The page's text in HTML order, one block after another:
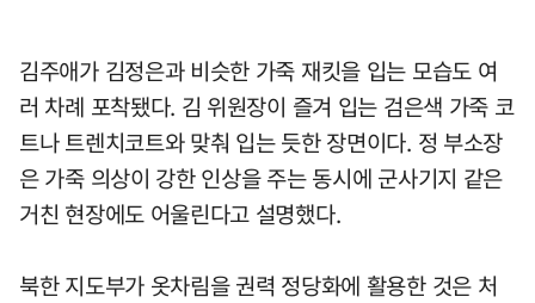
김주애가 김정은과 비슷한 가죽 재킷을 입는 모습도 여
러 차례 포착됐다. 김 위원장이 즐겨 입는 검은색 가죽 코
트나 트렌치코트와 맞춰 입는 듯한 장면이다. 정 부소장
은 가죽 의상이 강한 인상을 주는 동시에 군사기지 같은
거친 현장에도 어울린다고 설명했다.
북한 지도부가 옷차림을 권력 정당화에 활용한 것은 처